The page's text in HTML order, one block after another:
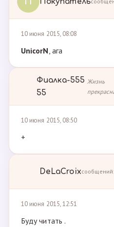
10 июня 2015, 08:08
UnicorN, ага
Фиалка-555
55
Жизнь
10 июня 2015, 08:50
+
DeLaCroix
10 июня 2015, 12:51
Буду читать .